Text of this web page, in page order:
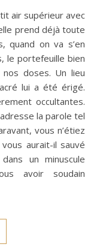
prend déjà toute
quand on va s’en
le portefeuille bien
nos doses. Un lieu
lui a été érigé.
occultantes.
la parole tel
vous n’étiez
aurait-il sauvé
un minuscule
avoir soudain